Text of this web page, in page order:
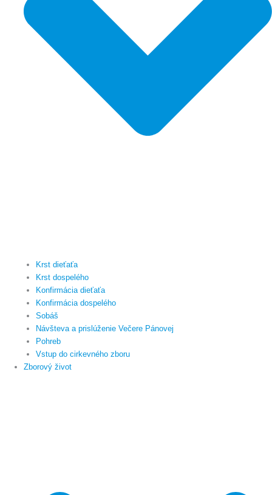
Krst dieťaťa
Krst dospelého
Konfirmácia dieťaťa
Konfirmácia dospelého
Sobáš
Návšteva a prislúženie Večere Pánovej
Pohreb
Vstup do cirkevného zboru
Zborový život